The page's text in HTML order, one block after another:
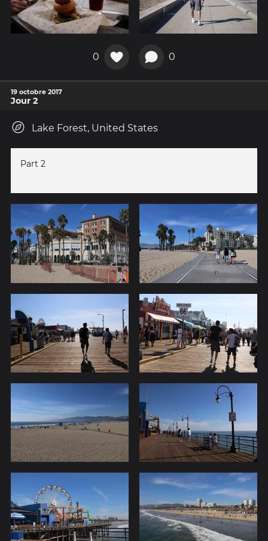
0 0
19 octobre 2017
Jour 2
Lake Forest, United States
Part 2